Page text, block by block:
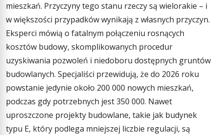
mieszkań. Przyczyny tego stanu rzeczy są wielorakie – i
w większości przypadków wynikają z własnych przyczyn.
Eksperci mówią o fatalnym połączeniu rosnących
kosztów budowy, skomplikowanych procedur
uzyskiwania pozwoleń i niedoboru dostępnych gruntów
budowlanych. Specjaliści przewidują, że do 2026 roku
powstanie jedynie około 200 000 nowych mieszkań,
podczas gdy potrzebnych jest 350 000. Nawet
uproszczone projekty budowlane, takie jak budynek
typu E, który podlega mniejszej liczbie regulacji, są